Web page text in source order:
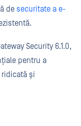
de securitate a e-
Security 6.1.0,
pentru a
și